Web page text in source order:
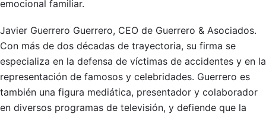
emocional familiar.
Javier Guerrero Guerrero, CEO de Guerrero & Asociados.
Con más de dos décadas de trayectoria, su firma se
especializa en la defensa de víctimas de accidentes y en la
representación de famosos y celebridades. Guerrero es
también una figura mediática, presentador y colaborador
en diversos programas de televisión, y defiende que la